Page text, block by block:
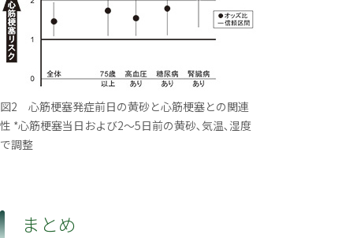
図2 心筋梗塞発症前日の黄砂と心筋梗塞との関連
性 *心筋梗塞当日および2～5日前の黄砂､気温､湿度
で調整
まとめ